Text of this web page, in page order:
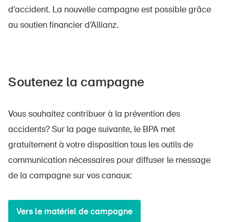
d’accident. La nouvelle campagne est possible grâce
au soutien financier d’Allianz.
Soutenez la campagne
Vous souhaitez contribuer à la prévention des
accidents? Sur la page suivante, le BPA met
gratuitement à votre disposition tous les outils de
communication nécessaires pour diffuser le message
de la campagne sur vos canaux:
Vers le matériel de campagne